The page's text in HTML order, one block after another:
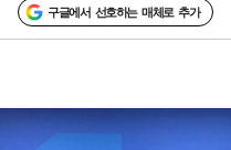
구글에서 선호하는 매체로 추가